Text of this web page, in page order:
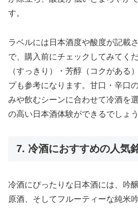
す。
ラベルには日本酒度や酸度が記載
で、購入前にチェックしてみてく
（すっきり）・芳醇（コクがある
プも参考になります。甘口・辛口
みや飲むシーンに合わせて冷酒を
の高い日本酒体験ができるでしょう
7. 冷酒におすすめの人気
冷酒にぴったりな日本酒には、吟
原酒、そしてフルーティーな純米